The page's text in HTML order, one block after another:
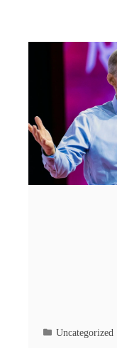
Uncategorized